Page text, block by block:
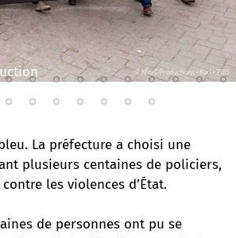
La préfecture a choisi une
plusieurs centaines de policiers,
les violences d’État.
de personnes ont pu se